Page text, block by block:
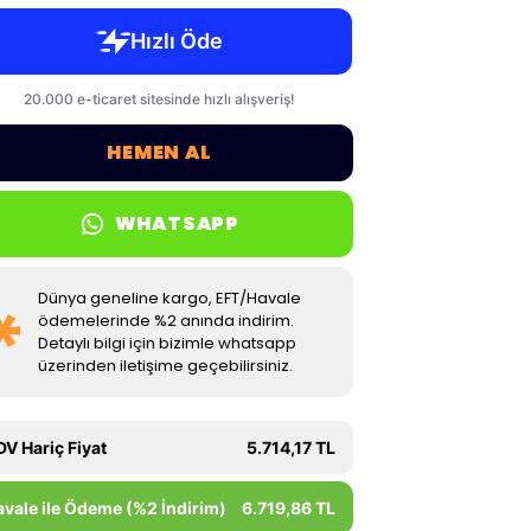
HEMEN AL
WHATSAPP
Dünya geneline kargo, EFT/Havale
ödemelerinde %2 anında indirim.
Detaylı bilgi için bizimle whatsapp
üzerinden iletişime geçebilirsiniz.
Hariç Fiyat 5.714,17 TL
ile Ödeme (%2 İndirim) 6.719,86 TL